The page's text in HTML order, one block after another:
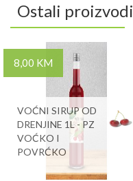
Ostali proizvodi
8,00 KM
VOĆNI SIRUP OD
DRENJINE 1L - PZ
VOĆKO I
POVRĆKO